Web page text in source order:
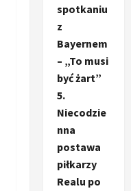
spotkaniu
z
Bayernem
– „To musi
być żart”
5.
Niecodzie
nna
postawa
piłkarzy
Realu po